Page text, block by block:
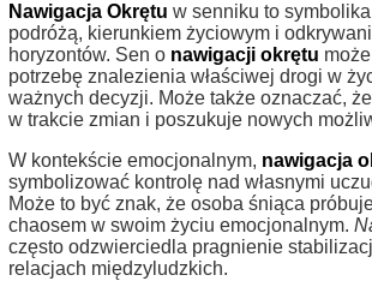
Nawigacja Okrętu w senniku to
podróżą, kierunkiem życiowym i
horyzontów. Sen o nawigacji okrętu
potrzebę znalezienia właściwej drogi w
ważnych decyzji. Może także oznaczać,
w trakcie zmian i poszukuje nowych
W kontekście emocjonalnym, nawigacja
symbolizować kontrolę nad własnymi
Może to być znak, że osoba śniąca
chaosem w swoim życiu emocjonalnym.
często odzwierciedla pragnienie
relacjach międzyludzkich.